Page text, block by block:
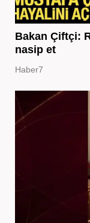
Bakan Çiftçi:
nasip et
Haber7